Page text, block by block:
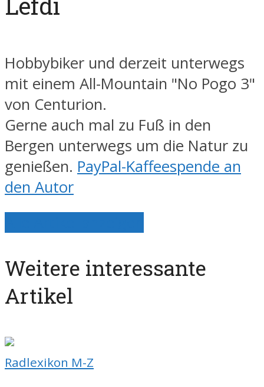
Hobbybiker und derzeit unterwegs
mit einem All-Mountain "No Pogo 3"
von Centurion.
Gerne auch mal zu Fuß in den
Bergen unterwegs um die Natur zu
genießen. PayPal-Kaffeespende an
den Autor
Weitere interessante
Artikel
Radlexikon M-Z